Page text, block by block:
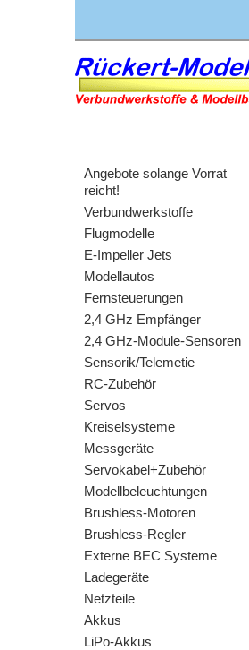
Angebote solange Vorrat
reicht!
Verbundwerkstoffe
Flugmodelle
E-Impeller Jets
Modellautos
Fernsteuerungen
2,4 GHz Empfänger
2,4 GHz-Module-Sensoren
Sensorik/Telemetie
RC-Zubehör
Servos
Kreiselsysteme
Messgeräte
Servokabel+Zubehör
Modellbeleuchtungen
Brushless-Motoren
Brushless-Regler
Externe BEC Systeme
Ladegeräte
Netzteile
Akkus
LiPo-Akkus